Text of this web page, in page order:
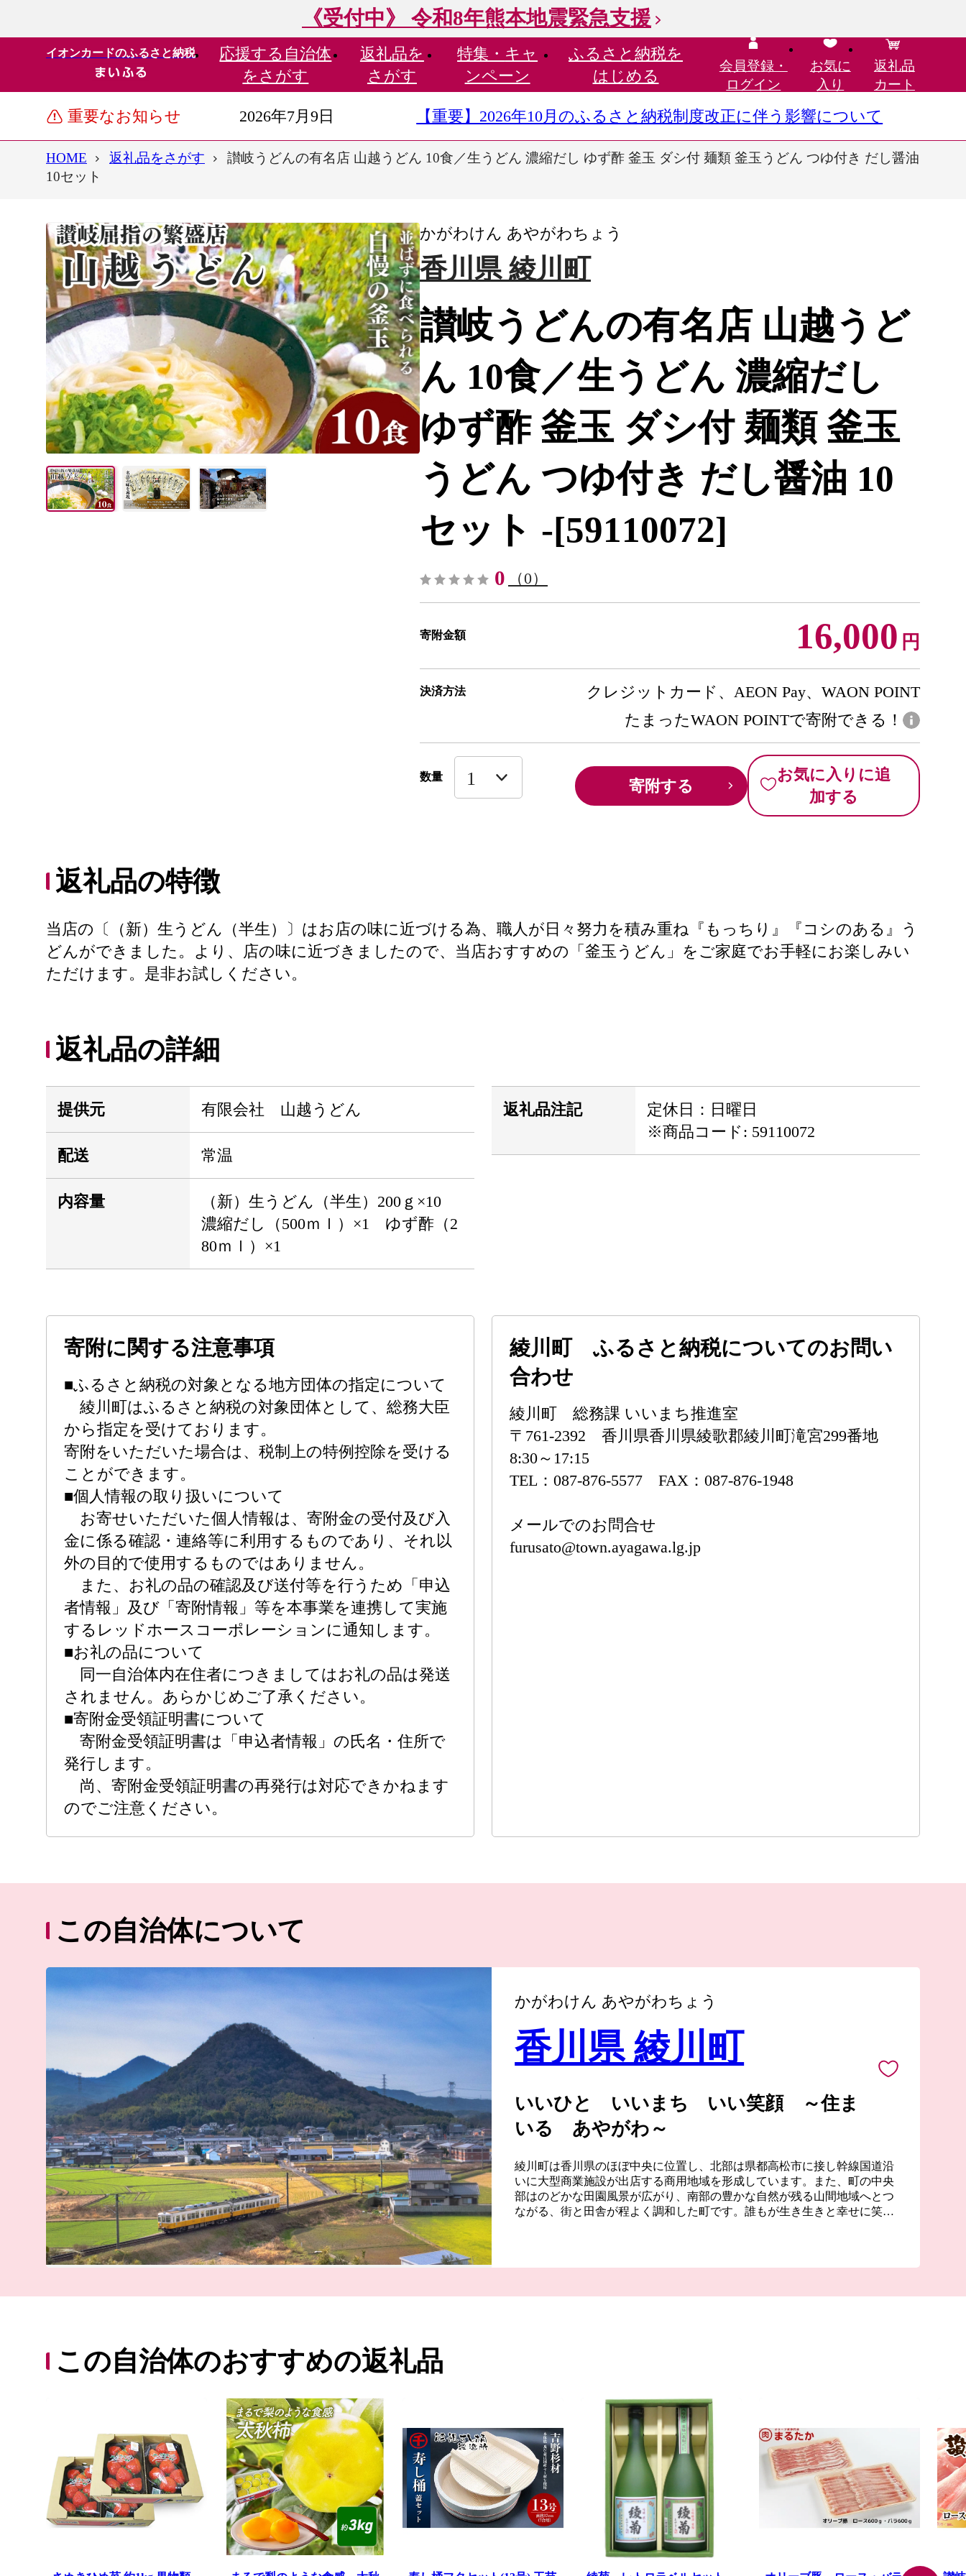
《受付中》 令和8年熊本地震緊急支援
イオンカードのふるさと納税 応援する 自治体
をさがす
返礼品を
さがす
特集・ キャ
ンペーン
ふるさと納税を
はじめる
会員登録・
ログイン
お気に
入り
返礼品
カート
重要なお知らせ 2026年7月9日 【重要】2026年10月のふるさと納税制度改正に伴う影響について
HOME 返礼品をさがす
讃岐うどんの有名店 山越うどん 10食／生うどん 濃縮だし ゆず酢 釜玉 ダシ付 麺類 釜玉うどん つゆ付き だし醤油
10セット
かがわけん あやがわちょう
香川県 綾川町
讃岐うどんの有名店 山越うど
ん 10食／生うどん 濃縮だし
ゆず酢 釜玉 ダシ付 麺類 釜玉
うどん つゆ付き だし醤油 10
セット -[59110072]
0 （0）
寄附金額 16,000 円
決済方法
クレジットカード、AEON Pay、WAON POINT
たまったWAON POINTで寄附できる！
数量 寄附する
お気に入りに追
加する
返礼品の特徴
当店の〔（新）生うどん（半生）〕はお店の味に近づける為、職人が日々努力を積み重ね『もっちり』『コシのある』う
どんができました。より、店の味に近づきましたので、当店おすすめの「釜玉うどん」をご家庭でお手軽にお楽しみい
ただけます。是非お試しください。
返礼品の詳細
提供元 有限会社 山越うどん
配送 常温
内容量
（新）生うどん（半生）200ｇ×10
濃縮だし（500ｍｌ）×1 ゆず酢（2
80ｍｌ）×1
返礼品注記
定休日：日曜日
※商品コード: 59110072
寄附に関する注意事項
■ふるさと納税の対象となる地方団体の指定について
綾川町はふるさと納税の対象団体として、総務大臣
から指定を受けております。
寄附をいただいた場合は、税制上の特例控除を受ける
ことができます。
■個人情報の取り扱いについて
お寄せいただいた個人情報は、寄附金の受付及び入
金に係る確認・連絡等に利用するものであり、それ以
外の目的で使用するものではありません。
また、お礼の品の確認及び送付等を行うため「申込
者情報」及び「寄附情報」等を本事業を連携して実施
するレッドホースコーポレーションに通知します。
■お礼の品について
同一自治体内在住者につきましてはお礼の品は発送
されません。あらかじめご了承ください。
■寄附金受領証明書について
寄附金受領証明書は「申込者情報」の氏名・住所で
発行します。
尚、寄附金受領証明書の再発行は対応できかねます
のでご注意ください。
綾川町 ふるさと納税についてのお問い
合わせ
綾川町 総務課 いいまち推進室
〒761-2392 香川県香川県綾歌郡綾川町滝宮299番地
8:30～17:15
TEL：087-876-5577 FAX：087-876-1948
メールでのお問合せ
furusato@town.ayagawa.lg.jp
この自治体について
かがわけん あやがわちょう
香川県 綾川町
いいひと いいまち いい笑顔 ～住ま
いる あやがわ～
綾川町は香川県のほぼ中央に位置し、北部は県都高松市に接し幹線国道沿
いに大型商業施設が出店する商用地域を形成しています。また、町の中央
部はのどかな田園風景が広がり、南部の豊かな自然が残る山間地域へとつ
ながる、街と田舎が程よく調和した町です。誰もが生き生きと幸せに笑顔
この自治体のおすすめの返礼品